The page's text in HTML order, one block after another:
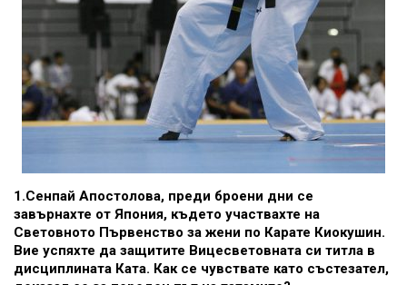
1.Сенпай Апостолова, преди броени дни се
завърнахте от Япония, където участвахте на
Световното Първенство за жени по Карате Киокушин.
Вие успяхте да защитите Вицесветовната си титла в
дисциплината Ката. Как се чувствате като състезател,